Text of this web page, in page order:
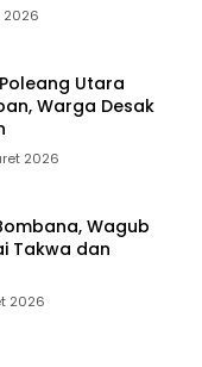
2026
Utara
Warga Desak
2026
Wagub
Takwa dan
2026